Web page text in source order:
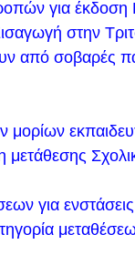
των
αποστέλλουμε
το Κρατικό
να
για έκδοση
στην
από σοβαρές
μορίων
για